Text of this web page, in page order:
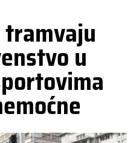
tramvaju
u